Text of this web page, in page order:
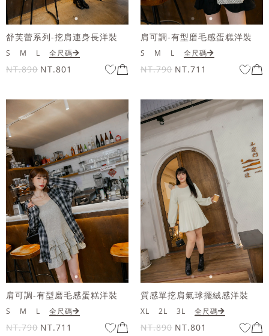
舒芙蕾系列-挖肩連身長洋裝
S M L 全尺碼
NT.890 NT.801
肩可調-有型磨毛感蛋糕洋裝
S M L 全尺碼
NT.790 NT.711
肩可調-有型磨毛感蛋糕洋裝
S M L 全尺碼
NT.790 NT.711
質感單挖肩氣球擺絨感洋裝
XL 2L 3L 全尺碼
NT.890 NT.801